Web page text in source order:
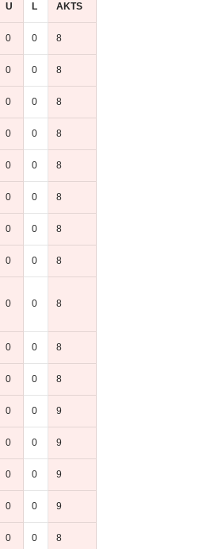
U L AKTS
0 0 8
0 0 8
0 0 8
0 0 8
0 0 8
0 0 8
0 0 8
0 0 8
0 0 8
0 0 8
0 0 8
0 0 9
0 0 9
0 0 9
0 0 9
0 0 8